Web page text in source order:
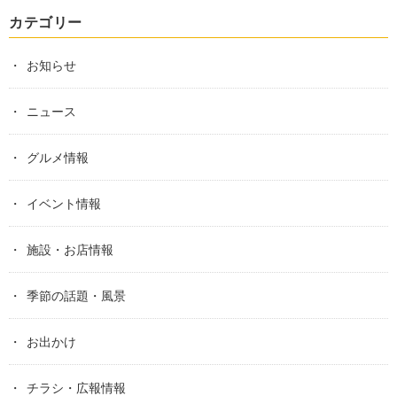
カテゴリー
お知らせ
ニュース
グルメ情報
イベント情報
施設・お店情報
季節の話題・風景
お出かけ
チラシ・広報情報